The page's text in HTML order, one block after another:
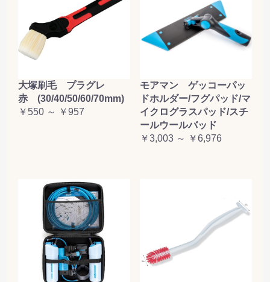
大塚刷毛 プラグレ
赤 (30/40/50/60/70mm)
￥550 ～ ￥957
モアマン ゲッコーパッ
ドホルダー/フグパッド/マ
イクログラスパッド/スチ
ールウールバッド
￥3,003 ～ ￥6,976